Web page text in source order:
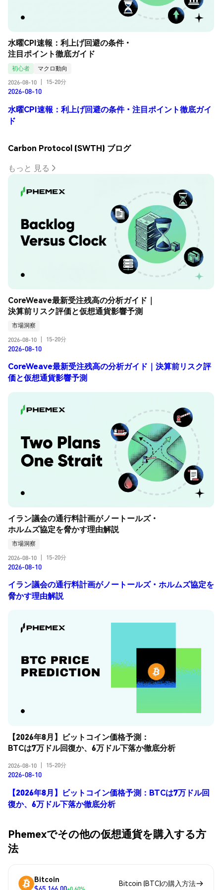
水曜CPI速報：利上げ回避の条件・
注目ポイント徹底ガイド
初心者
マクロ動向
2026-08-10
15-20分
2026-08-10
水曜CPI速報：利上げ回避の条件・注目ポイント徹底ガイ
ド
Carbon Protocol (SWTH) ブログ
もっと 見る
CoreWeave最新受注残高の分析ガイド｜
決算前リスク評価と仮想通貨影響予測
市場洞察
2026-08-10
15-20分
2026-08-10
CoreWeave最新受注残高の分析ガイド｜決算前リスク評
価と仮想通貨影響予測
イラン議会の通行料計画がノートールズ・
ホルムズ協定を脅かす理由解説
市場洞察
2026-08-10
15-20分
2026-08-10
イラン議会の通行料計画がノートールズ・ホルムズ協定を
脅かす理由解説
【2026年8月】ビットコイン価格予測：
BTCは7万ドル回復か、6万ドル下落か徹底分析
2026-08-10 15-20分
2026-08-10
【2026年8月】ビットコイン価格予測：BTCは7万ドル回
復か、6万ドル下落か徹底分析
Phemexでその他の仮想通貨を購入する方
法
Bitcoin
$65,166.00
Bitcoin (BTC)の購入方法